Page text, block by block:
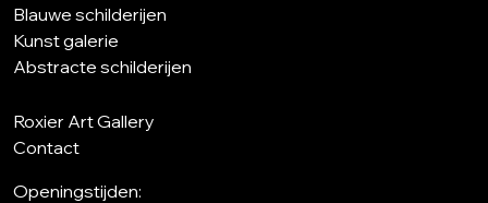
Blauwe schilderijen
Kunst galerie
Abstracte schilderijen
Roxier Art Gallery
Contact
Openingstijden: